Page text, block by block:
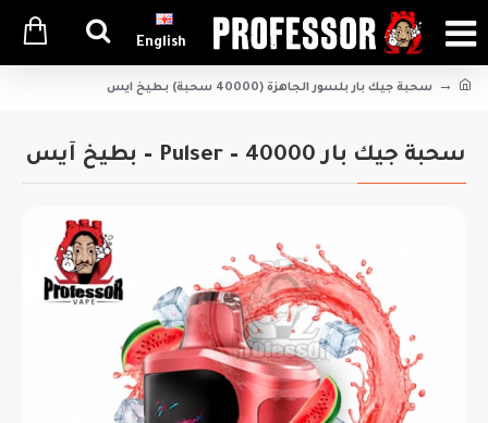
English
سحبة جيك بار بلسور الجاهزة (40000 سحبة) بطيخ ايس
سحبة جيك بار Pulser – 40000 – بطيخ آيس